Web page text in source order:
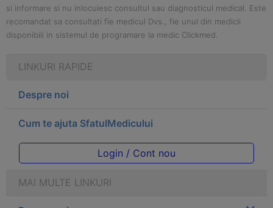
si informare si nu inlocuiesc consultul sau diagnosticul medical. Este
recomandat sa consultati fie medicul Dvs., fie unul din medicii
disponibili in sistemul de programare la medic Clickmed.
LINKURI RAPIDE
Despre noi
Cum te ajuta SfatulMedicului
Login / Cont nou
MAI MULTE LINKURI